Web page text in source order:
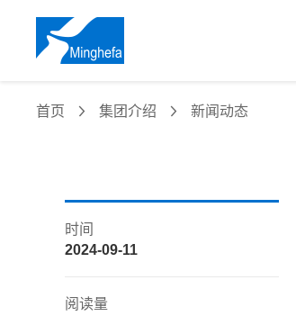
首页 集团介绍 新闻动态
时间
2024-09-11
阅读量